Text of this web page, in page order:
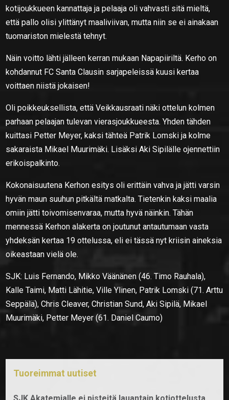
kotijoukkueen kannattaja ja pelaaja oli vahvasti sitä mieltä,
että pallo olisi ylittänyt maaliviivan, mutta niin se ei ainakaan
tuomariston mielestä tehnyt.
Näin voitto lähti jälleen kerran mukaan Napapiiriltä. Kerho on
kohdannut FC Santa Clausin sarjapeleissä kuusi kertaa
voittaen niistä jokaisen!
Oli poikkeuksellista, että Veikkausraati näki ottelun kolmen
parhaan pelaajan tulevan vierasjoukkueesta. Yhden tähden
kuittasi Petter Meyer, kaksi tähteä Patrik Lomski ja kolme
sakaraista Mikael Muurimäki. Lisäksi Aki Sipilälle ojennettiin
erikoispalkinto.
Kokonaisuutena Kerhon esitys oli erittäin vahva ja jätti varsin
hyvän maun suuhun pitkältä matkalta. Tietenkin kaksi maalia
omiin jätti toivomisenvaraa, mutta hyvä näinkin. Tähän
mennessä Kerhon alakerta on joutunut antautumaan vasta
yhdeksän kertaa 19 ottelussa, eli ei tässä nyt kriisin aineksia
oikeastaan vielä ole.
SJK: Luis Fernando, Mikko Väänänen (46. Timo Rauhala),
Kalle Taimi, Matti Lähitie, Ville Ylinen, Patrik Lomski (71. Arttu
Seppälä), Chris Cleaver, Christian Sund, Aki Sipilä, Mikael
Muurimäki, Petter Meyer (61. Daniel Caumo)
Tuoreimmat uutiset
SJK Akatemialle ei pisteitä lauantain kotiottelusta